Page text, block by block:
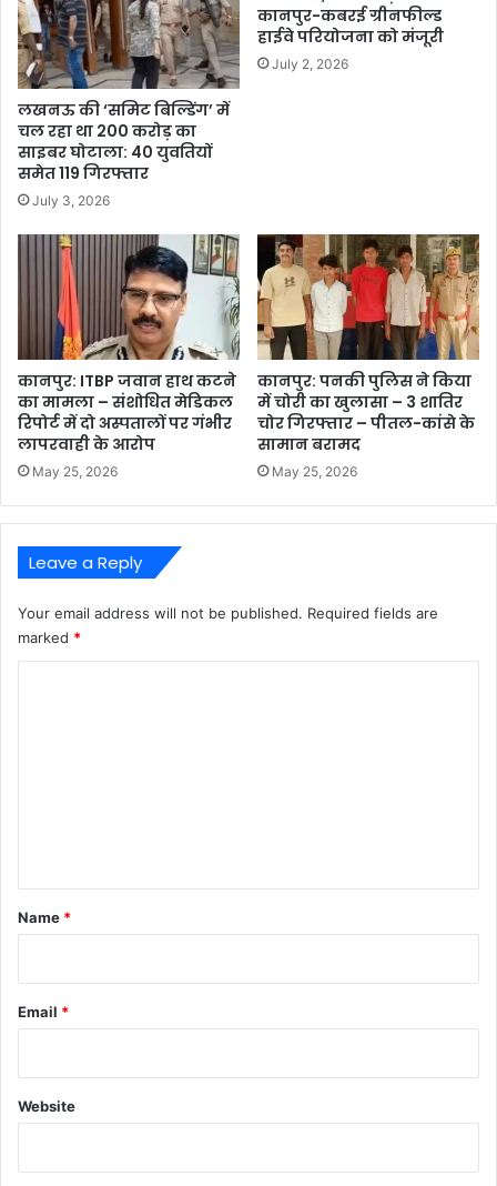
लखनऊ की ‘समिट बिल्डिंग’ में
चल रहा था 200 करोड़ का
साइबर घोटाला: 40 युवतियों
समेत 119 गिरफ्तार
July 3, 2026
कानपुर-कबरई ग्रीनफील्ड
हाईवे परियोजना को मंजूरी
July 2, 2026
कानपुर: ITBP जवान हाथ कटने
का मामला – संशोधित मेडिकल
रिपोर्ट में दो अस्पतालों पर गंभीर
लापरवाही के आरोप
May 25, 2026
कानपुर: पनकी पुलिस ने किया
में चोरी का खुलासा – 3 शातिर
चोर गिरफ्तार – पीतल-कांसे के
सामान बरामद
May 25, 2026
Leave a Reply
Your email address will not be published. Required fields are
marked *
*
Name *
Email *
Website